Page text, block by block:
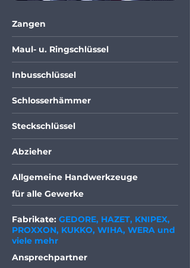
Zangen
Maul- u. Ringschlüssel
Inbusschlüssel
Schlosserhämmer
Steckschlüssel
Abzieher
Allgemeine Handwerkzeuge
für alle Gewerke
Fabrikate: GEDORE, HAZET, KNIPEX,
PROXXON, KUKKO, WIHA, WERA und
viele mehr
Ansprechpartner